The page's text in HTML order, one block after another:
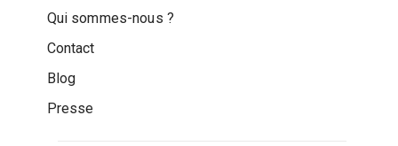
Qui sommes-nous ?
Contact
Blog
Presse